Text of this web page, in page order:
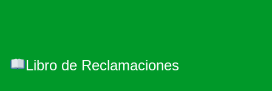
Libro de Reclamaciones